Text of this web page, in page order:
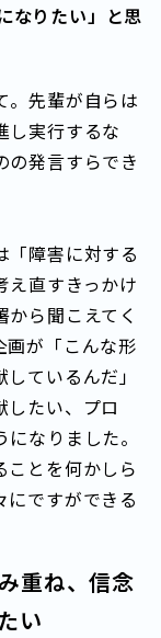
なりたい」と思
。先輩が自らは
し実行するな
の発言すらでき
「障害に対する
え直すきっかけ
ら聞こえてく
画が「こんな形
ているんだ」
したい、プロ
なりました。
とを何かしら
ですができる
重ね、信念
い